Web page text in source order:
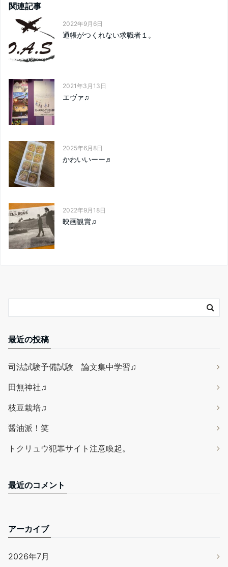
関連記事
2022年9月6日
通帳がつくれない求職者１。
2021年3月13日
エヴァ♫
2025年6月8日
かわいいーー♬
2022年9月18日
映画観賞♫
最近の投稿
司法試験予備試験 論文集中学習♫
田無神社♫
枝豆栽培♫
醤油派！笑
トクリュウ犯罪サイト注意喚起。
最近のコメント
アーカイブ
2026年7月